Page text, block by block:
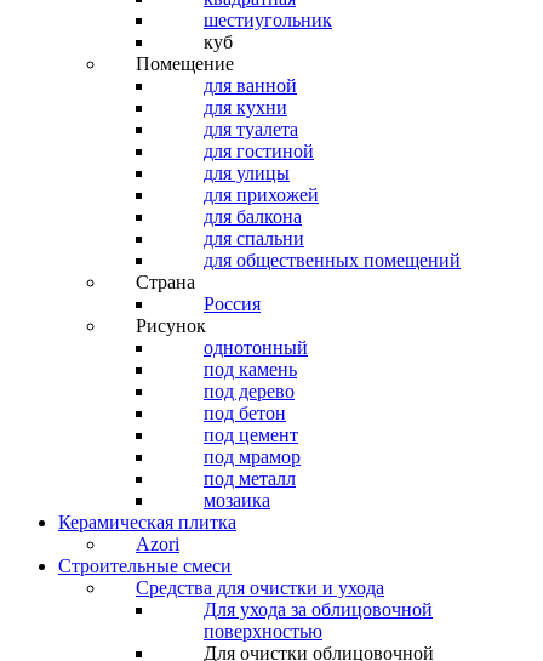
шестиугольник
куб
Помещение
для ванной
для кухни
для туалета
для гостиной
для улицы
для прихожей
для балкона
для спальни
для общественных помещений
Страна
Россия
Рисунок
однотонный
под камень
под дерево
под бетон
под цемент
под мрамор
под металл
мозаика
Керамическая плитка
Azori
Строительные смеси
Средства для очистки и ухода
Для ухода за облицовочной
поверхностью
Для очистки облицовочной